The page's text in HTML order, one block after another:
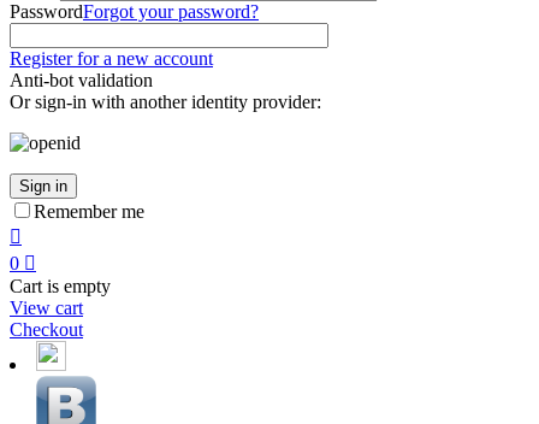
PasswordForgot your password?
Register for a new account
Anti-bot validation
Or sign-in with another identity provider:
Sign in
Remember me

0 
Cart is empty
View cart
Checkout